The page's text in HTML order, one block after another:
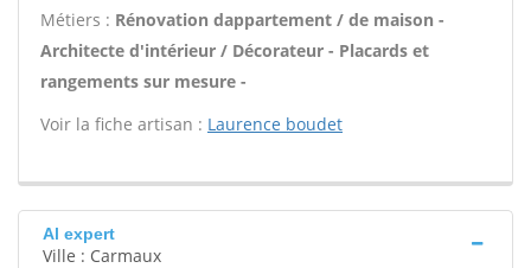
Métiers : Rénovation dappartement / de maison -
Architecte d'intérieur / Décorateur - Placards et
rangements sur mesure -
Voir la fiche artisan : Laurence boudet
Al expert
Ville : Carmaux